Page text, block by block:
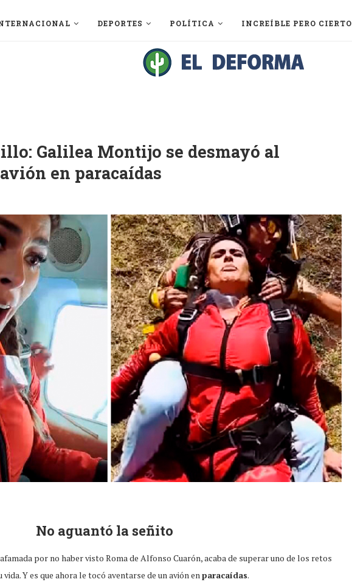
DEPORTES POLÍTICA INCREÍBLE PERO CIERTO
Galilea Montijo se desmayó al
en paracaídas
No aguantó la señito
por no haber visto Roma de Alfonso Cuarón, acaba de superar uno de los retos
Y es que ahora le tocó aventarse de un avión enparacaídas.